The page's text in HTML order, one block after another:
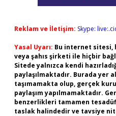
Reklam ve İletişim: Skype:
Yasal Uyarı: Bu internet sitesi,
veya şahıs şirketi ile hiçbir
Sitede yalnızca kendi
paylaşılmaktadır. Burada yer
taşımamakta olup, gerçek
paylaşım yapılmamaktadır.
benzerlikleri tamamen
taslak halindedir ve tavsiye